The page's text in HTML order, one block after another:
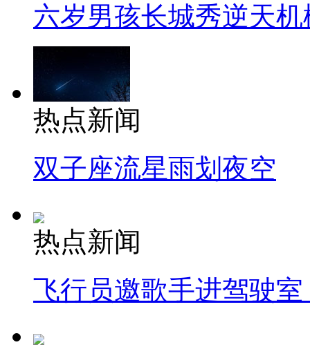
六岁男孩长城秀逆天机
热点新闻
双子座流星雨划夜空
热点新闻
飞行员邀歌手进驾驶